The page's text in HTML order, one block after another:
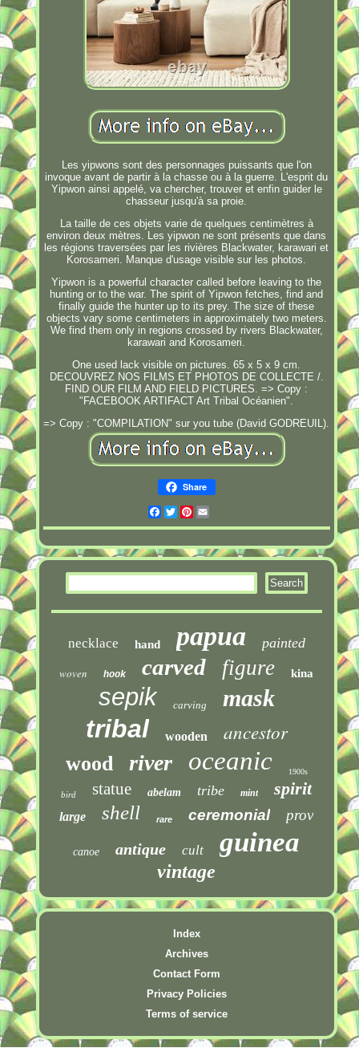
Les yipwons sont des personnages puissants que l'on
invoque avant de partir à la chasse ou à la guerre. L'esprit du
Yipwon ainsi appelé, va chercher, trouver et enfin guider le
chasseur jusqu'à sa proie.
La taille de ces objets varie de quelques centimètres à
environ deux mètres. Les yipwon ne sont présents que dans
les régions traversées par les rivières Blackwater, karawari et
Korosameri. Manque d'usage visible sur les photos.
Yipwon is a powerful character called before leaving to the
hunting or to the war. The spirit of Yipwon fetches, find and
finally guide the hunter up to its prey. The size of these
objects vary some centimeters in approximately two meters.
We find them only in regions crossed by rivers Blackwater,
karawari and Korosameri.
One used lack visible on pictures. 65 x 5 x 9 cm.
DECOUVREZ NOS FILMS ET PHOTOS DE COLLECTE /.
FIND OUR FILM AND FIELD PICTURES. => Copy :
"FACEBOOK ARTIFACT Art Tribal Océanien".
=> Copy : "COMPILATION" sur you tube (David GODREUIL).
Share
Facebook
TwitterPinterest
necklace hand papua painted
woven hook carved figure kina
sepik carving mask
tribal wooden ancestor
wood river oceanic 1900s
bird statue abelam tribe mint spirit
large shell rare ceremonial prov
canoe antique cult guinea
vintage
Index
Archives
Contact Form
Privacy Policies
Terms of service